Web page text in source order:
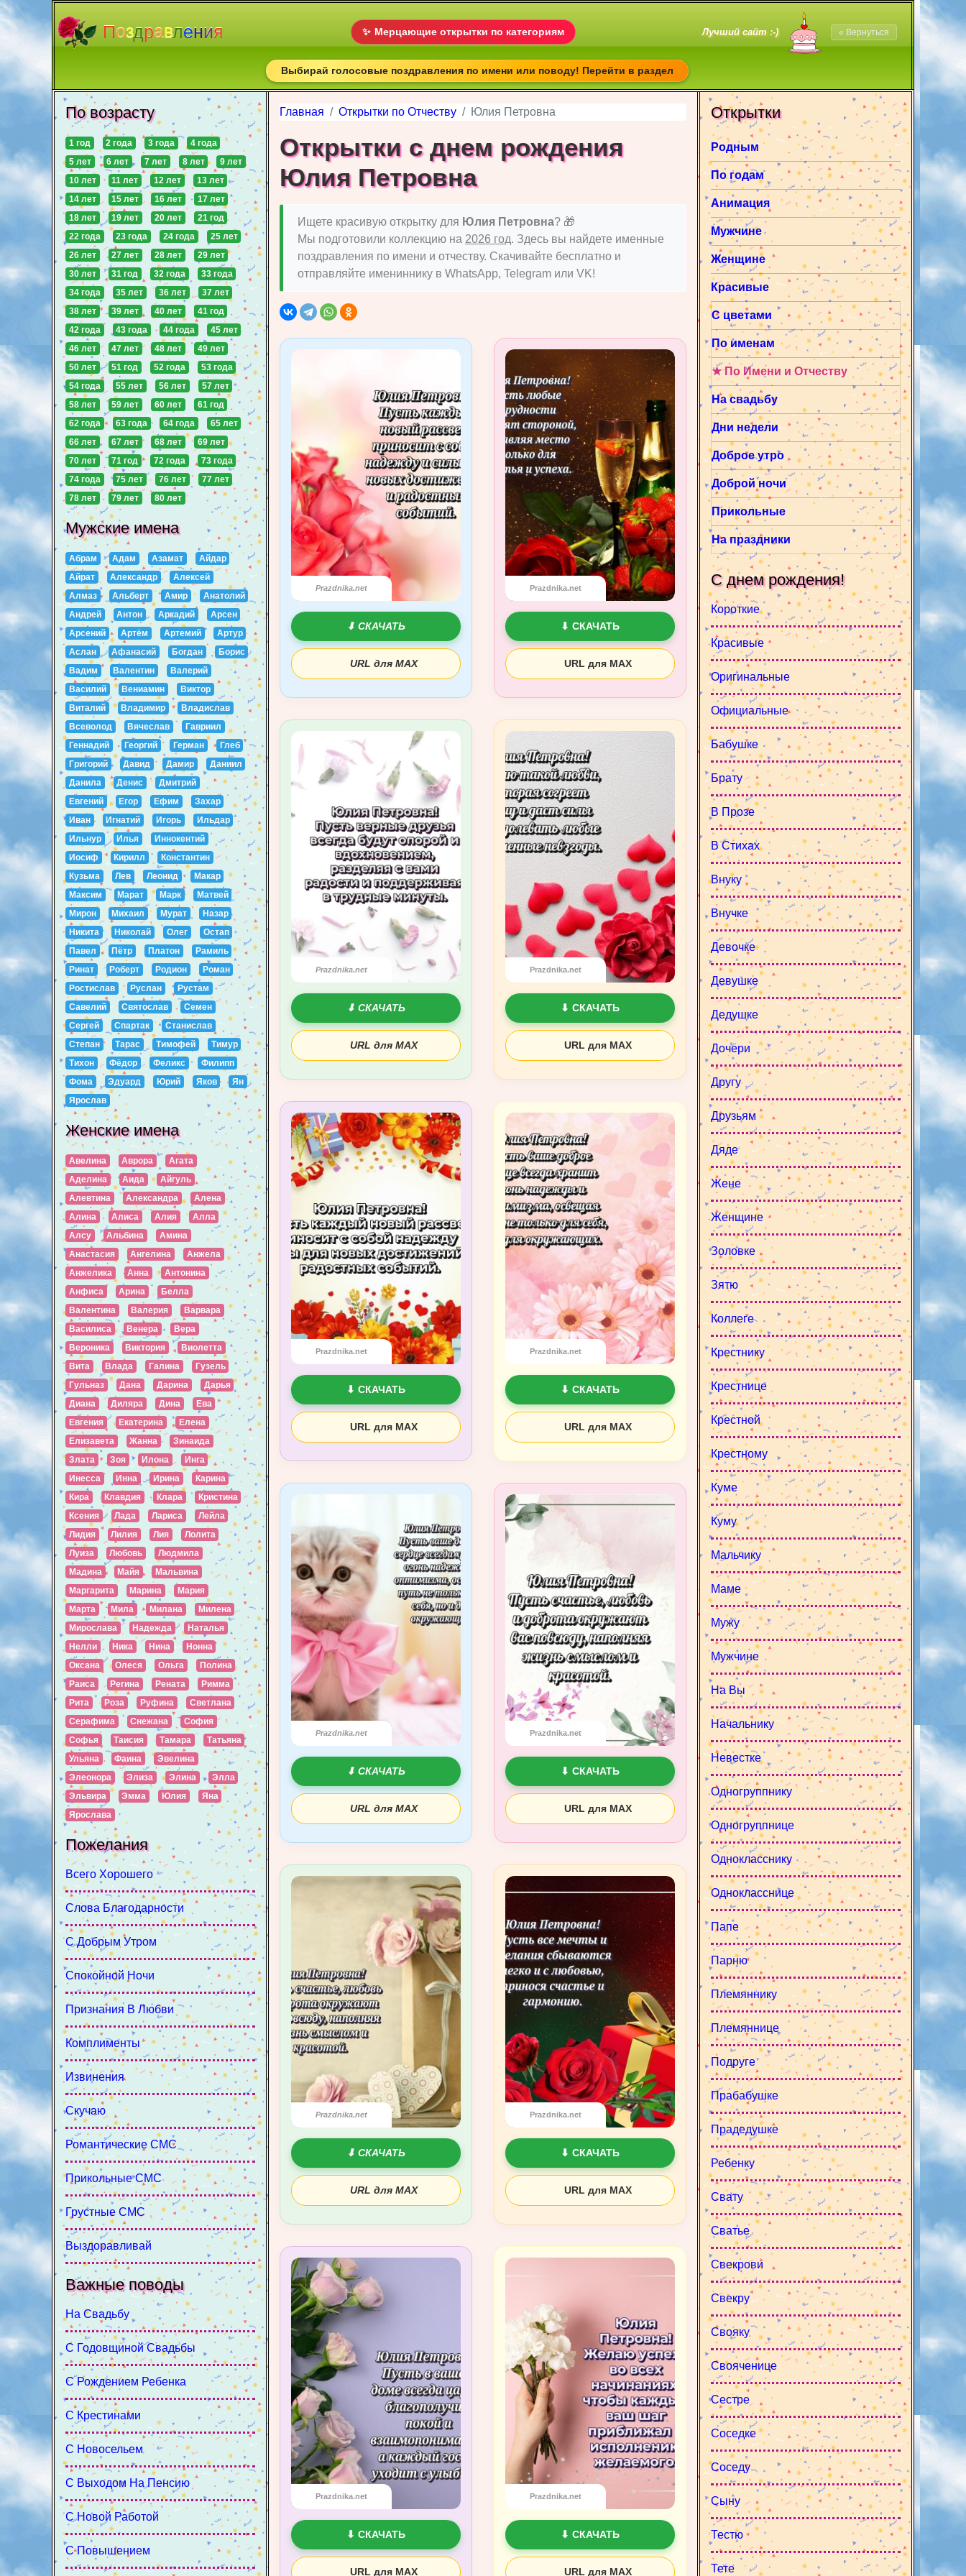
Поздравления ✨ Мерцающие открытки по категориям Лучший сайт :-) « Вернуться
Выбирай голосовые поздравления по имени или поводу! Перейти в раздел
Главная Открытки по Отчеству Юлия Петровна
Открытки с днем рождения
Юлия Петровна
Ищете красивую открытку для Юлия Петровна? 🎁
Мы подготовили коллекцию на 2026 год. Здесь вы найдете именные
поздравления по имени и отчеству. Скачивайте бесплатно и
отправляйте имениннику в WhatsApp, Telegram или VK!
Prazdnika.net
⬇ СКАЧАТЬ
URL для MAX
Prazdnika.net
⬇ СКАЧАТЬ
URL для MAX
Prazdnika.net
⬇ СКАЧАТЬ
URL для MAX
Prazdnika.net
⬇ СКАЧАТЬ
URL для MAX
Prazdnika.net
⬇ СКАЧАТЬ
URL для MAX
Prazdnika.net
⬇ СКАЧАТЬ
URL для MAX
Prazdnika.net
⬇ СКАЧАТЬ
URL для MAX
Prazdnika.net
⬇ СКАЧАТЬ
URL для MAX
Prazdnika.net
⬇ СКАЧАТЬ
URL для MAX
Prazdnika.net
⬇ СКАЧАТЬ
URL для MAX
Prazdnika.net
⬇ СКАЧАТЬ
URL для MAX
Prazdnika.net
⬇ СКАЧАТЬ
URL для MAX
Открытки
Родным
По годам
Анимация
Мужчине
Женщине
Красивые
С цветами
По именам
★ По Имени и Отчеству
На свадьбу
Дни недели
Доброе утро
Доброй ночи
Прикольные
На праздники
С днем рождения!
Короткие
Красивые
Оригинальные
Официальные
Бабушке
Брату
В Прозе
В Стихах
Внуку
Внучке
Девочке
Девушке
Дедушке
Дочери
Другу
Друзьям
Дяде
Жене
Женщине
Золовке
Зятю
Коллеге
Крестнику
Крестнице
Крестной
Крестному
Куме
Куму
Мальчику
Маме
Мужу
Мужчине
На Вы
Начальнику
Невестке
Одногруппнику
Одногруппнице
Однокласснику
Однокласснице
Папе
Парню
Племяннику
Племяннице
Подруге
Прабабушке
Прадедушке
Ребенку
Свату
Сватье
Свекрови
Свекру
Свояку
Свояченице
Сестре
Соседке
Соседу
Сыну
Тестю
Тете
По возрасту
1 год 2 года 3 года
4 года
5 лет
6 лет 7 лет 8 лет
9 лет
10 лет
11 лет 12 лет
13 лет
14 лет
15 лет 16 лет
17 лет
18 лет
19 лет 20 лет
21 год
22 года
23 года 24 года
25 лет
26 лет
27 лет 28 лет
29 лет
30 лет
31 год 32 года
33 года
34 года
35 лет 36 лет
37 лет
38 лет
39 лет 40 лет
41 год
42 года
43 года 44 года
45 лет
46 лет
47 лет 48 лет
49 лет
50 лет
51 год 52 года
53 года
54 года
55 лет 56 лет
57 лет
58 лет
59 лет 60 лет
61 год
62 года
63 года 64 года
65 лет
66 лет
67 лет 68 лет
69 лет
70 лет
71 год 72 года
73 года
74 года
75 лет 76 лет
77 лет
78 лет
79 лет 80 лет
Мужские имена
Абрам Адам Азамат
Айдар
Айрат
Александр
Алексей
Алмаз
Альберт Амир
Анатолий
Андрей
Антон Аркадий
Арсен
Арсений
Артём Артемий
Артур
Аслан
Афанасий Богдан
Борис
Вадим
Валентин
Валерий
Василий
Вениамин
Виктор
Виталий
Владимир
Владислав
Всеволод
Вячеслав
Гавриил
Геннадий
Георгий Герман
Глеб
Григорий
Давид Дамир
Даниил
Данила
Денис
Дмитрий
Евгений
Егор Ефим
Захар
Иван
Игнатий Игорь
Ильдар
Ильнур
Илья
Иннокентий
Иосиф
Кирилл
Константин
Кузьма
Лев Леонид
Макар
Максим
Марат Марк
Матвей
Мирон
Михаил Мурат
Назар
Никита
Николай Олег
Остап
Павел
Пётр Платон
Рамиль
Ринат
Роберт Родион
Роман
Ростислав
Руслан
Рустам
Савелий
Святослав
Семен
Сергей
Спартак
Станислав
Степан
Тарас Тимофей
Тимур
Тихон
Фёдор Феликс
Филипп
Фома
Эдуард Юрий Яков
Ян
Ярослав
Женские имена
Авелина Аврора
Агата
Аделина
Аида
Айгуль
Алевтина
Александра
Алена
Алина
Алиса Алия
Алла
Алсу
Альбина
Амина
Анастасия
Ангелина
Анжела
Анжелика
Анна
Антонина
Анфиса
Арина
Белла
Валентина
Валерия
Варвара
Василиса
Венера
Вера
Вероника
Виктория
Виолетта
Вита
Влада Галина
Гузель
Гульназ
Дана Дарина
Дарья
Диана
Диляра Дина
Ева
Евгения
Екатерина
Елена
Елизавета
Жанна
Зинаида
Злата
Зоя Илона
Инга
Инесса
Инна Ирина
Карина
Кира
Клавдия Клара
Кристина
Ксения
Лада Лариса
Лейла
Лидия
Лилия Лия
Лолита
Луиза
Любовь
Людмила
Мадина
Майя
Мальвина
Маргарита
Марина
Мария
Марта
Мила Милана
Милена
Мирослава
Надежда
Наталья
Нелли
Ника Нина
Нонна
Оксана
Олеся Ольга
Полина
Раиса
Регина Рената
Римма
Рита
Роза Руфина
Светлана
Серафима
Снежана
София
Софья
Таисия Тамара
Татьяна
Ульяна
Фаина
Эвелина
Элеонора
Элиза Элина
Элла
Эльвира
Эмма Юлия
Яна
Ярослава
Пожелания
Всего Хорошего
Слова Благодарности
С Добрым Утром
Спокойной Ночи
Признания В Любви
Комплименты
Извинения
Скучаю
Романтические СМС
Прикольные СМС
Грустные СМС
Выздоравливай
Важные поводы
На Свадьбу
С Годовщиной Свадьбы
С Рождением Ребенка
С Крестинами
С Новосельем
С Выходом На Пенсию
С Новой Работой
С Повышением